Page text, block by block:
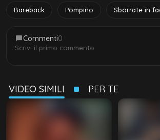
caramella. Il leccalecca viene buttato e
Bareback Pompino Sborrate in
Commenti0
Scrivi il primo commento
VIDEO SIMILI PER TE